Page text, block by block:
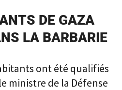
DE GAZA
LA BARBARIE
ont été qualifiés
ministre de la Défense